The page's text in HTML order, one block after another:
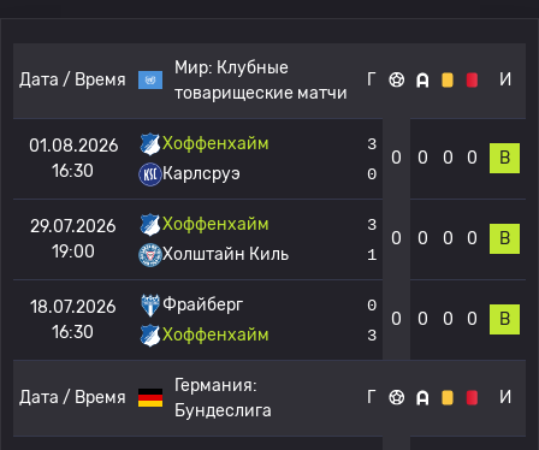
Дата / Время
Мир: Клубные
товарищеские матчи
Г И
01.08.2026
16:30
Хоффенхайм
Карлсруэ
3
0
0 0 0 0 В
29.07.2026
19:00
Хоффенхайм
Холштайн Киль
3
1
0 0 0 0 В
18.07.2026
16:30
Фрайберг
Хоффенхайм
0
3
0 0 0 0 В
Дата / Время
Германия:
Бундеслига
Г И